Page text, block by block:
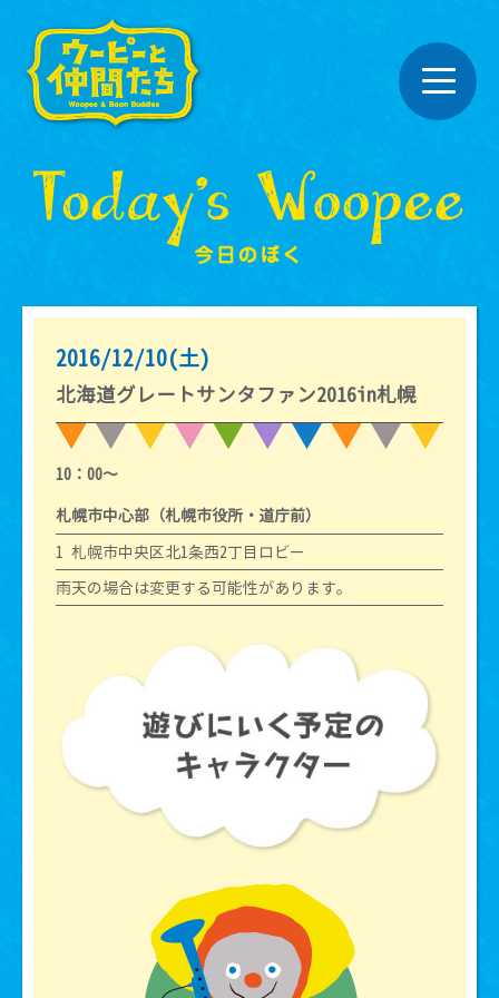
2016/12/10(土)
北海道グレートサンタファン2016in札幌
10：00～
札幌市中心部（札幌市役所・道庁前）
1 札幌市中央区北1条西2丁目ロビー
雨天の場合は変更する可能性があります。